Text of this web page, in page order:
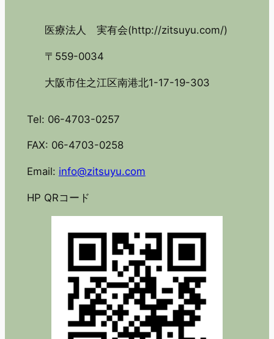
医療法人 実有会(http://zitsuyu.com/)
〒559-0034
大阪市住之江区南港北1-17-19-303
Tel: 06-4703-0257
FAX: 06-4703-0258
Email: info@zitsuyu.com
HP QRコード